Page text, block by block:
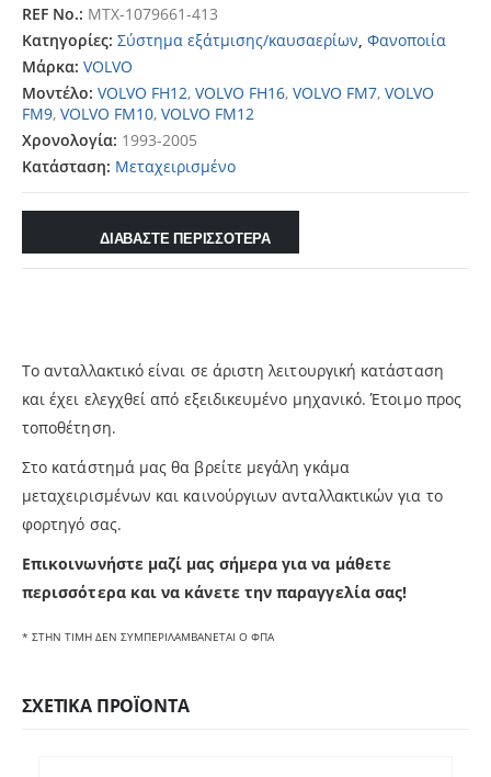
REF No.: MTX-1079661-413
Κατηγορίες: Σύστημα εξάτμισης/καυσαερίων, Φανοποιία
Μάρκα: VOLVO
Μοντέλο: VOLVO FH12, VOLVO FH16, VOLVO FM7, VOLVO
FM9, VOLVO FM10, VOLVO FM12
Χρονολογία: 1993-2005
Κατάσταση: Μεταχειρισμένο
ΔΙΑΒΑΣΤΕ ΠΕΡΙΣΣΟΤΕΡΑ
Το ανταλλακτικό είναι σε άριστη λειτουργική κατάσταση
και έχει ελεγχθεί από εξειδικευμένο μηχανικό. Έτοιμο προς
τοποθέτηση.
Στο κατάστημά μας θα βρείτε μεγάλη γκάμα
μεταχειρισμένων και καινούργιων ανταλλακτικών για το
φορτηγό σας.
Επικοινωνήστε μαζί μας σήμερα για να μάθετε
περισσότερα και να κάνετε την παραγγελία σας!
* ΣΤΗΝ ΤΙΜΗ ΔΕΝ ΣΥΜΠΕΡΙΛΑΜΒΑΝΕΤΑΙ Ο ΦΠΑ
ΣΧΕΤΙΚΆ ΠΡΟΪΌΝΤΑ